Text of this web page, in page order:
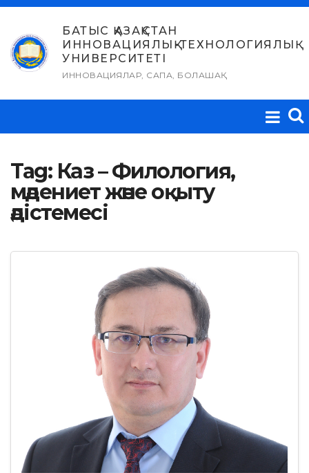
Skip
content
БАТЫС ҚАЗАҚСТАН
ИННОВАЦИЯЛЫҚ-ТЕХНОЛОГИЯЛЫҚ
УНИВЕРСИТЕТІ
ИННОВАЦИЯЛАР, САПА, БОЛАШАҚ
Tag: Каз – Филология,
мәдениет және оқыту
әдістемесі